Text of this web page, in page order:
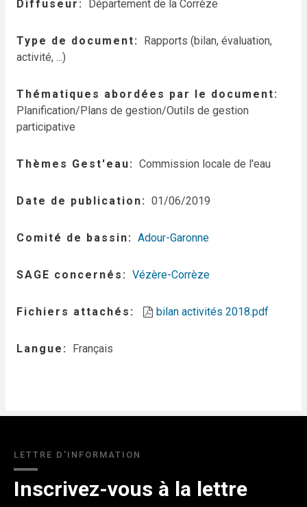
Diffuseur Département de la Corrèze
Type de document
Rapports (bilan, évaluation,
activité, ...)
Thématiques abordées par le document
Planification/Plans de gestion/Outils de gestion
participative
Thèmes Gest'eau Commission locale de l'eau
Date de publication 01/06/2019
Comité de bassin Adour-Garonne
SAGE concernés Vézère-Corrèze
Fichiers attachés bilan activités 2018.pdf
Langue Français
LETTRE D'INFORMATION
Inscrivez-vous à la lettre